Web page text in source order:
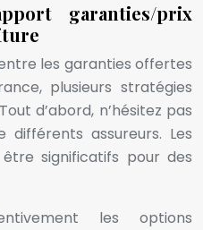
garanties/prix
les garanties offertes
plusieurs stratégies
d’abord, n’hésitez pas
assureurs. Les
significatifs pour des
les options